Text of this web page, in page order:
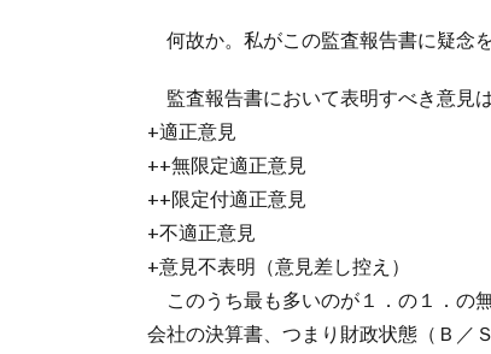
何故か。私がこの監査報告書に疑念
監査報告書において表明すべき意見
+適正意見
++無限定適正意見
++限定付適正意見
+不適正意見
+意見不表明（意見差し控え）
このうち最も多いのが１．の１．の
会社の決算書、つまり財政状態（Ｂ／